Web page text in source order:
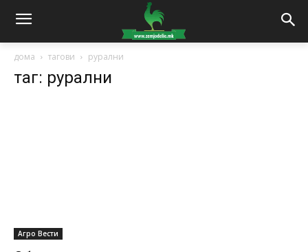
дома тагови рурални
таг: рурални
Агро Вести